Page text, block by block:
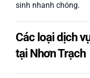
sinh nhanh chóng.
Các loại dịch
tại Nhơn Trạch